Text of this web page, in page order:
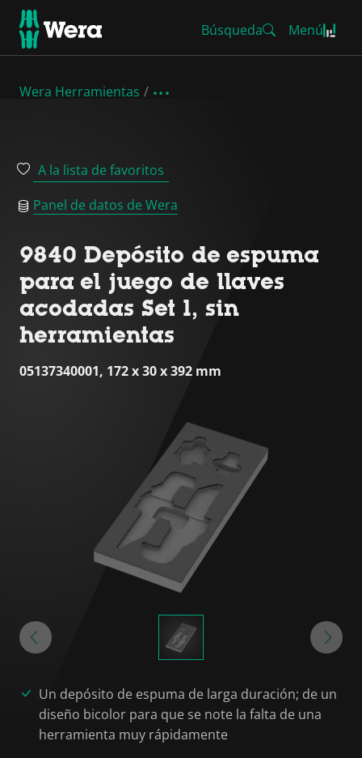
Búsqueda Menú
Wera Herramientas
A la lista de favoritos
Panel de datos de Wera
9840 Depósito de espuma
para el juego de llaves
acodadas Set 1, sin
herramientas
05137340001, 172 x 30 x 392 mm
Un depósito de espuma de larga duración; de un
diseño bicolor para que se note la falta de una
herramienta muy rápidamente